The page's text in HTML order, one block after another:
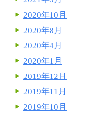
2020年10月
2020年8月
2020年4月
2020年1月
2019年12月
2019年11月
2019年10月